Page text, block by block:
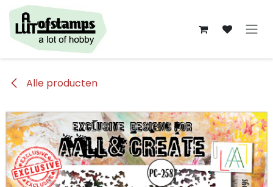
Overslaan naar inhoud
Alle producten